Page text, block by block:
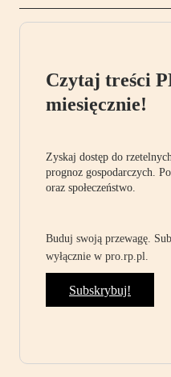
Czytaj treści
miesięcznie!
Zyskaj dostęp do
prognoz gospodarczych.
oraz społeczeństwo.
Buduj swoją przewagę.
wyłącznie w pro.rp.pl.
Subskrybuj!